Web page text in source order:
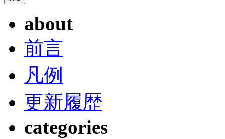
about
前言
凡例
更新履歴
categories